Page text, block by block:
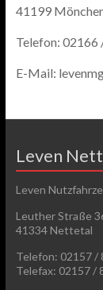
41199
Telefon:
E-Mail:
Leven
Leven
Leuther Straße
41334 Nettetal
Telefon: 02157 /
Telefax: 02157 /